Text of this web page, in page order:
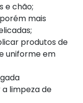
e chão;
mais
produtos de
uniforme em
limpeza de